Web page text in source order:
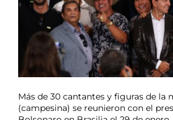
Más de 30 cantantes y figuras de la
(campesina) se reunieron con el